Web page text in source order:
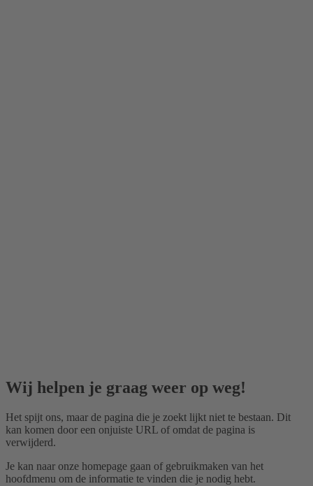
Wij helpen je graag weer op weg!
Het spijt ons, maar de pagina die je zoekt lijkt niet te bestaan. Dit
kan komen door een onjuiste URL of omdat de pagina is
verwijderd.
Je kan naar onze homepage gaan of gebruikmaken van het
hoofdmenu om de informatie te vinden die je nodig hebt.